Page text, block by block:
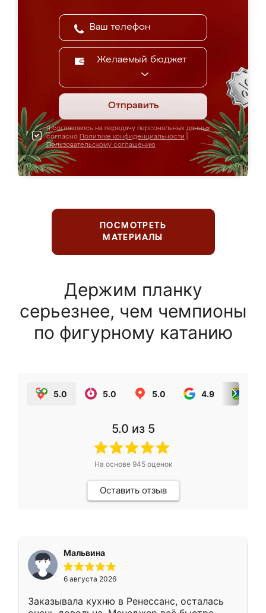
Желаемый бюджет
Отправить
Я соглашаюсь на передачу персональных данных
согласно Политике конфиденциальности
Пользовательскому соглашению
ПОСМОТРЕТЬ
МАТЕРИАЛЫ
Держим планку
серьезнее, чем чемпионы
по фигурному катанию
5.0 5.0 5.0 4.9
5.0 из 5
На основе 945оценок
Оставить отзыв
Мальвина
6 августа 2026
Заказывала кухню в Ренессанс, осталась